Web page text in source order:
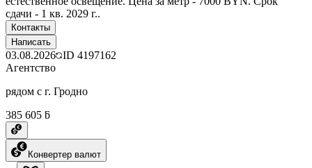
сдачи - 1 кв. 2029 г..
Контакты
Написать
03.08.2026 ID 4197162
Агентство
рядом с г. Гродно
385 605 ƃ
Конвертер валют